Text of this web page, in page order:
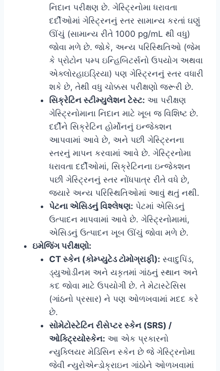
નિદાન પરીક્ષણ છે. ગેસ્ટ્રિનોમા ધરાવતા
દર્દીઓમાં ગેસ્ટ્રિનનું સ્તર સામાન્ય કરતાં ઘણું
ઊંચું (સામાન્ય રીતે 1000 pg/mL થી વધુ)
જોવા મળે છે. જોકે, અન્ય પરિસ્થિતિઓ (જેમ
કે પ્રોટોન પમ્પ ઇન્હિબિટર્સનો ઉપયોગ અથવા
એક્લોરહાઇડ્રિયા) પણ ગેસ્ટ્રિનનું સ્તર વધારી
શકે છે, તેથી વધુ ચોક્કસ પરીક્ષણો જરૂરી છે.
સિક્રેટિન સ્ટીમ્યુલેશન ટેસ્ટ: આ પરીક્ષણ
ગેસ્ટ્રિનોમાના નિદાન માટે ખૂબ જ વિશિષ્ટ છે.
દર્દીને સિક્રેટિન હોર્મોનનું ઇન્જેક્શન
આપવામાં આવે છે, અને પછી ગેસ્ટ્રિનના
સ્તરનું માપન કરવામાં આવે છે. ગેસ્ટ્રિનોમા
ધરાવતા દર્દીઓમાં, સિક્રેટિનના ઇન્જેક્શન
પછી ગેસ્ટ્રિનનું સ્તર નોંધપાત્ર રીતે વધે છે,
જ્યારે અન્ય પરિસ્થિતિઓમાં આવું થતું નથી.
પેટના એસિડનું વિશ્લેષણ: પેટમાં એસિડનું
ઉત્પાદન માપવામાં આવે છે. ગેસ્ટ્રિનોમામાં,
એસિડનું ઉત્પાદન ખૂબ ઊંચું જોવા મળે છે.
ઇમેજિંગ પરીક્ષણો:
CT સ્કેન (કોમ્પ્યુટેડ ટોમોગ્રાફી): સ્વાદુપિંડ,
ડ્યુઓડીનમ અને યકૃતમાં ગાંઠનું સ્થાન અને
કદ જોવા માટે ઉપયોગી છે. તે મેટાસ્ટેસિસ
(ગાંઠનો પ્રસાર) ને પણ ઓળખવામાં મદદ કરે
છે.
સોમેટોસ્ટેટિન રીસેપ્ટર સ્કેન (SRS) /
ઓક્ટ્રિયોસ્કેન: આ એક પ્રકારનો
ન્યુક્લિયર મેડિસિન સ્કેન છે જે ગેસ્ટ્રિનોમા
જેવી ન્યુરોએન્ડોક્રાઇન ગાંઠોને ઓળખવામાં